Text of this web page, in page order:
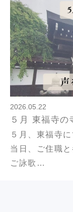
2026.05.22
５月 東福寺の
５月、東福寺
当日、ご住職
ご詠歌…